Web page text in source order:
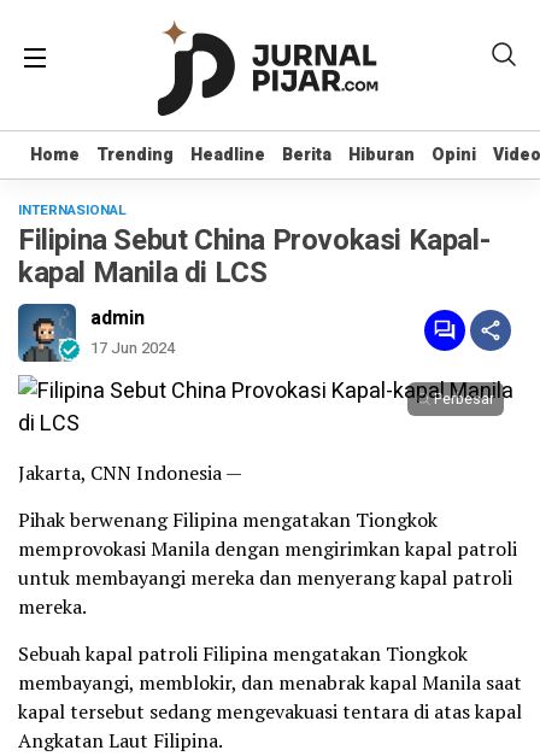
Home Trending Headline Berita Hiburan Opini Video
Home Trending Headline Berita Hiburan Opini Video
INTERNASIONAL
Filipina Sebut China Provokasi Kapal-
kapal Manila di LCS
admin
17 Jun 2024
Perbesar
Jakarta, CNN Indonesia —
Pihak berwenang Filipina mengatakan Tiongkok
memprovokasi Manila dengan mengirimkan kapal patroli
untuk membayangi mereka dan menyerang kapal patroli
mereka.
Sebuah kapal patroli Filipina mengatakan Tiongkok
membayangi, memblokir, dan menabrak kapal Manila saat
kapal tersebut sedang mengevakuasi tentara di atas kapal
Angkatan Laut Filipina.